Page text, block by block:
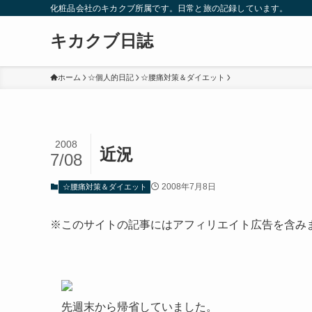
化粧品会社のキカクブ所属です。日常と旅の記録しています。
キカクブ日誌
ホーム ☆個人的日記 ☆腰痛対策＆ダイエット
近況
2008
7/08
☆腰痛対策＆ダイエット 2008年7月8日
※このサイトの記事にはアフィリエイト広告を含み
先週末から帰省していました。